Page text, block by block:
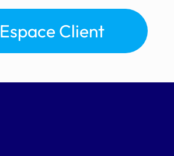
Espace Client